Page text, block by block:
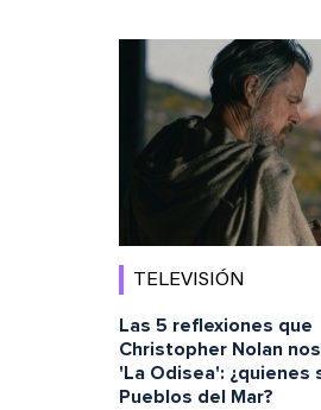
TELEVISIÓN
Las 5 reflexiones que
Christopher Nolan
'La Odisea': ¿quienes
Pueblos del Mar?